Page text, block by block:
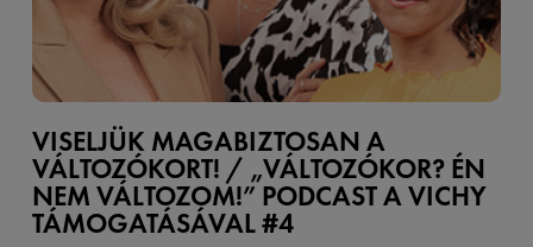
VISELJÜK MAGABIZTOSAN A
VÁLTOZÓKORT! / „VÁLTOZÓKOR? ÉN
NEM VÁLTOZOM!” PODCAST A VICHY
TÁMOGATÁSÁVAL #4